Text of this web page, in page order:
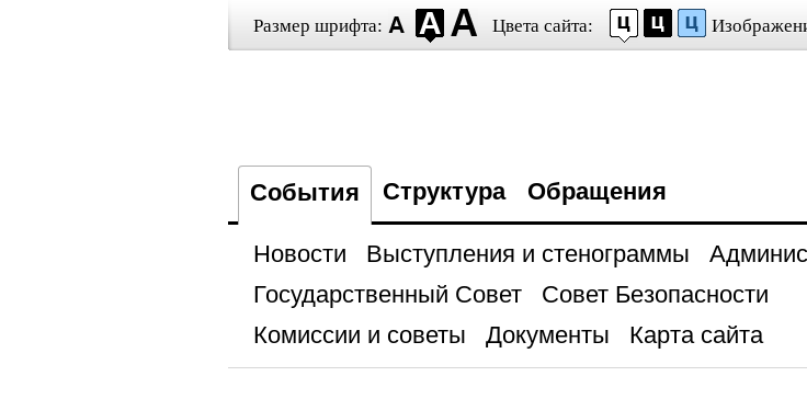
Размер шрифта: Цвета сайта:
События Структура Обращения
Новости Выступления и стенограммы
Государственный Совет
Совет Безопасности
Комиссии и советы
Документы Карта сайта